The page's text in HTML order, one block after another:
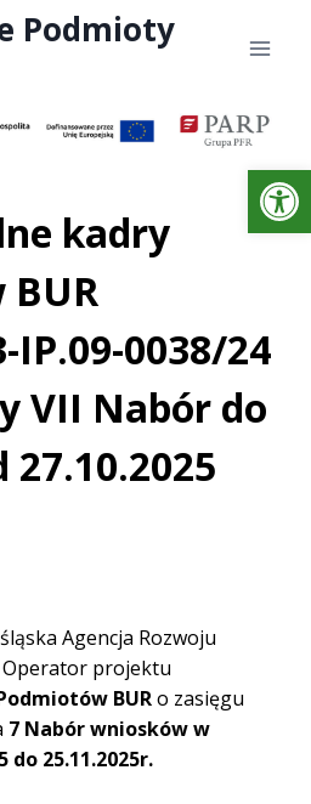
Podmioty
kadry
IP.09-0038/24
VII Nabór do
Agencja Rozwoju
Operator projektu
BURo zasięgu
7 Nabór wniosków w
do 25.11.2025r.